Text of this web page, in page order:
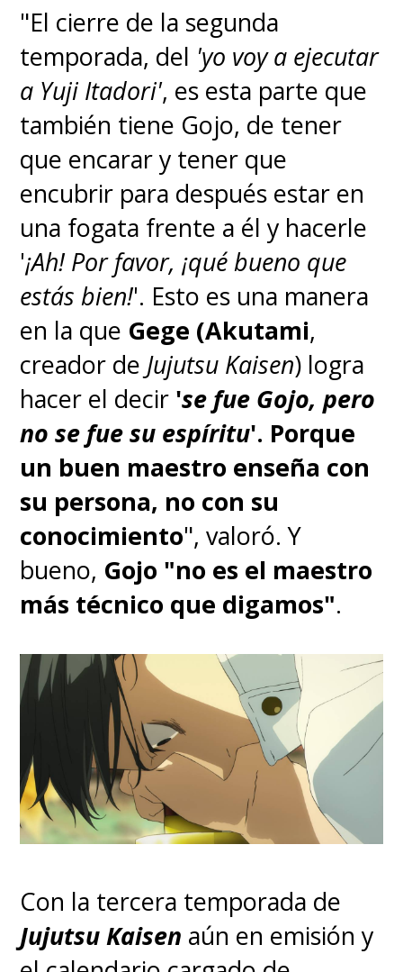
pic.twitter.com/Dif7ANyxtU
— アニメ「進撃の巨人」公式アカウント
(@anime_shingeki)
March 4, 2023
Nominados:
86 EIGHTY-SIX (Parte 2)
Attack on Titan Final Season
Part 2
Cyberpunk: Edgerunners
Dance Dance Danseur
Kotaro Lives Alone
Made in Abyss: The Golden City
- Mejor Anime de Acción
Demon Slayer: Kimetsu no
Yaiba -Arco del Barrio del
Nominados:
"El cierre de la segunda
temporada, del 'yo voy a ejecutar
a Yuji Itadori', es esta parte que
también tiene Gojo, de tener
que encarar y tener que
encubrir para después estar en
una fogata frente a él y hacerle
'¡Ah! Por favor, ¡qué bueno que
estás bien!'. Esto es una manera
en la que Gege (Akutami,
creador de Jujutsu Kaisen) logra
hacer el decir 'se fue Gojo, pero
no se fue su espíritu'. Porque
un buen maestro enseña con
su persona, no con su
conocimiento", valoró. Y
bueno, Gojo "no es el maestro
más técnico que digamos".
Con la tercera temporada de
Jujutsu Kaisen aún en emisión y